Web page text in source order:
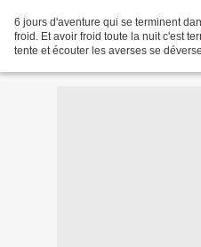
6 jours d'aventure qui se terminent
froid. Et avoir froid toute la nuit c'est
tente et écouter les averses se